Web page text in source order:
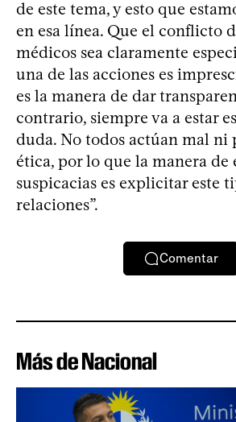
de este tema, y esto que
en esa línea. Que el conflicto
médicos sea claramente
una de las acciones es
es la manera de dar
contrario, siempre va a estar
duda. No todos actúan mal ni
ética, por lo que la manera de
suspicacias es explicitar este
relaciones”.
Comentar
Más de Nacional